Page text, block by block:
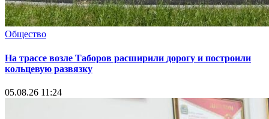
Общество
На трассе возле Таборов расширили дорогу и построили
кольцевую развязку
05.08.26 11:24